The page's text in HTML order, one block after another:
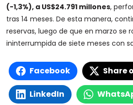
(-1,3%), a US$24.791 millones,
tras 14 meses. De esta manera,
reservas, luego de que en marzo se
ininterrumpida de siete meses con
Facebook Share
LinkedIn